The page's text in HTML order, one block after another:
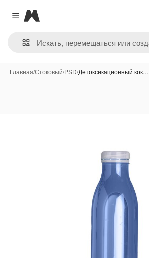
Close menu
Magnific
Главная/Стоковый/PSD/Детоксикационный кок…